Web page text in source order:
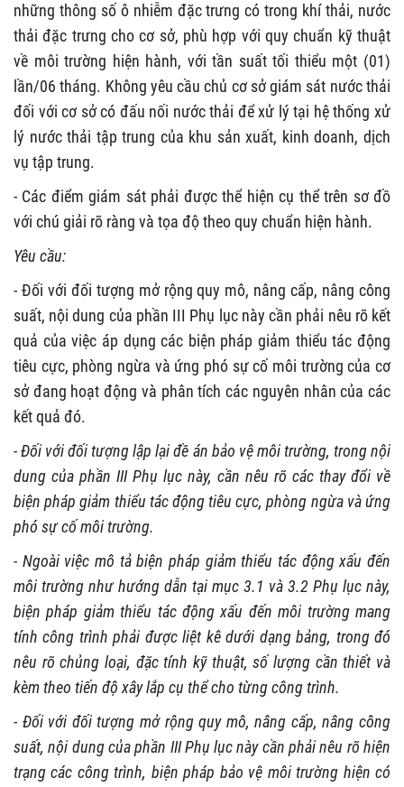
những thông số ô nhiễm đặc trưng có trong khí thải, nước
thải đặc trưng cho cơ sở, phù hợp với quy chuẩn kỹ thuật
về môi trường hiện hành, với tần suất tối thiểu một (01)
lần/06 tháng. Không yêu cầu chủ cơ sở giám sát nước thải
đối với cơ sở có đấu nối nước thải để xử lý tại hệ thống xử
lý nước thải tập trung của khu sản xuất, kinh doanh, dịch
vụ tập trung.
- Các điểm giám sát phải được thể hiện cụ thể trên sơ đồ
với chú giải rõ ràng và tọa độ theo quy chuẩn hiện hành.
Yêu cầu:
- Đối với đối tượng mở rộng quy mô, nâng cấp, nâng công
suất, nội dung của phần III Phụ lục này cần phải nêu rõ kết
quả của việc áp dụng các biện pháp giảm thiểu tác động
tiêu cực, phòng ngừa và ứng phó sự cố môi trường của cơ
sở đang hoạt động và phân tích các nguyên nhân của các
kết quả đó.
- Đối với đối tượng lập lại đề án bảo vệ môi trường, trong nội
dung của phần III Phụ lục này, cần nêu rõ các thay đổi về
biện pháp giảm thiểu tác động tiêu cực, phòng ngừa và ứng
phó sự cố môi trường.
- Ngoài việc mô tả biện pháp giảm thiểu tác động xấu đến
môi trường như hướng dẫn tại mục 3.1 và 3.2 Phụ lục này,
biện pháp giảm thiểu tác động xấu đến môi trường mang
tính công trình phải được liệt kê dưới dạng bảng, trong đó
nêu rõ chủng loại, đặc tính kỹ thuật, số lượng cần thiết và
kèm theo tiến độ xây lắp cụ thể cho từng công trình.
- Đối với đối tượng mở rộng quy mô, nâng cấp, nâng công
suất, nội dung của phần III Phụ lục này cần phải nêu rõ hiện
trạng các công trình, biện pháp bảo vệ môi trường hiện có